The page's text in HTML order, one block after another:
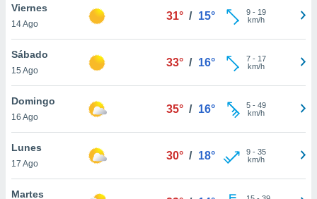
cookies
aceptar
de
sitio
de que
sean
Viernes
14 Ago
31° / 15° 9- 19
km/h
Sábado
15 Ago
33° / 16° 7- 17
km/h
Domingo
16 Ago
35° / 16° 5- 49
km/h
Lunes
17 Ago
30° / 18° 9- 35
km/h
Martes